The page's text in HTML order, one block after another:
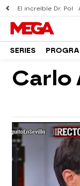
El increíble Dr. Pol
SERIES
Carlo